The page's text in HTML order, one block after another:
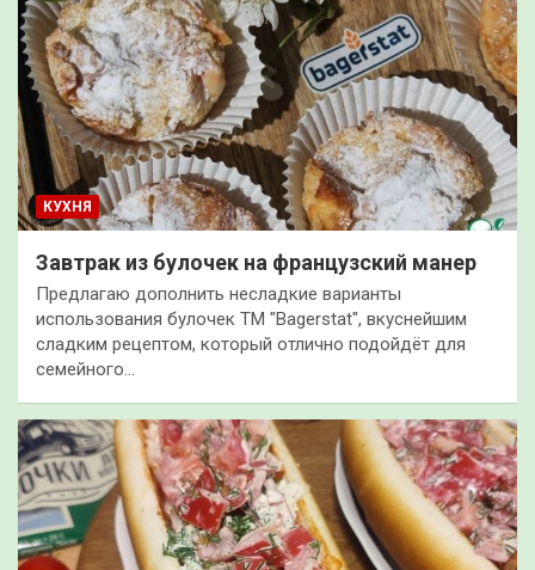
КУХНЯ
Завтрак из булочек на французский манер
Предлагаю дополнить несладкие варианты
использования булочек ТМ "Bagerstat", вкуснейшим
сладким рецептом, который отлично подойдёт для
семейного…